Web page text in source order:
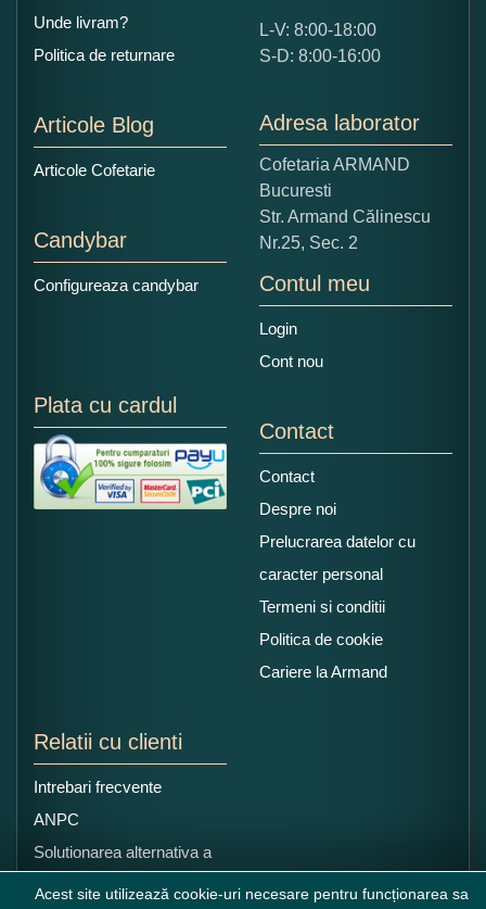
Ce nota acordati acestui produs?
5
Copiati alaturi numarul din imagine:
Unde livram?
Politica de returnare
Articole Blog
Articole Cofetarie
Candybar
Configureaza candybar
L-V: 8:00-18:00
S-D: 8:00-16:00
Adresa laborator
Cofetaria ARMAND
Bucuresti
Str. Armand Călinescu
Nr.25, Sec. 2
Contul meu
Login
Cont nou
Plata cu cardul
Contact
Contact
Despre noi
Prelucrarea datelor cu
caracter personal
Termeni si conditii
Politica de cookie
Cariere la Armand
Relatii cu clienti
Intrebari frecvente
ANPC
Solutionarea alternativa a
litigiilor
Acest site utilizează cookie-uri necesare pentru funcționarea sa